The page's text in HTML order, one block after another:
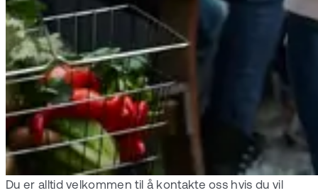
Du er alltid velkommen til å kontakte oss hvis du vil